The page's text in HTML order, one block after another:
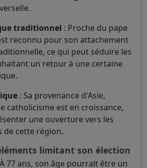
traditionnel : Proche du pape
reconnu pour son attachement
ce qui peut séduire les
un retour à une certaine
: Sa provenance d'Asie,
catholicisme est en croissance,
une ouverture vers les
de cette région.
limitant son élection
77 ans, son âge pourrait être un